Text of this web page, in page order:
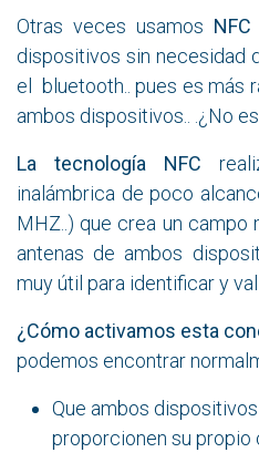
Otras veces usamos NFC
dispositivos sin necesidad
el bluetooth.. pues es más
ambos dispositivos.. .¿No es
La tecnología NFC
inalámbrica de poco
MHZ..) que crea un
antenas de ambos
muy útil para identificar y
¿Cómo activamos esta
podemos encontrar
Que ambos
proporcionen su propio